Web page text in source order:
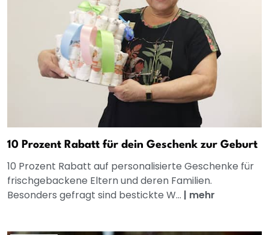
10 Prozent Rabatt für dein Geschenk zur Geburt
10 Prozent Rabatt auf personalisierte Geschenke für
frischgebackene Eltern und deren Familien.
Besonders gefragt sind bestickte W... | mehr